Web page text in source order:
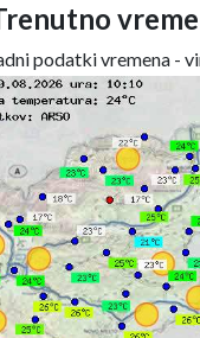
vreme
podatki vremena -